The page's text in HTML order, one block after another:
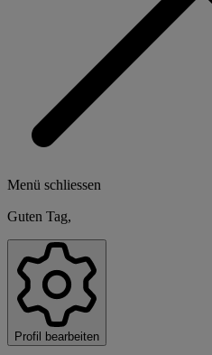
Menü schliessen
Guten Tag,
Profil bearbeiten